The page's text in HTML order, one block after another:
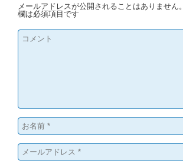
メールアドレスが公開されることはありません。
欄は必須項目です